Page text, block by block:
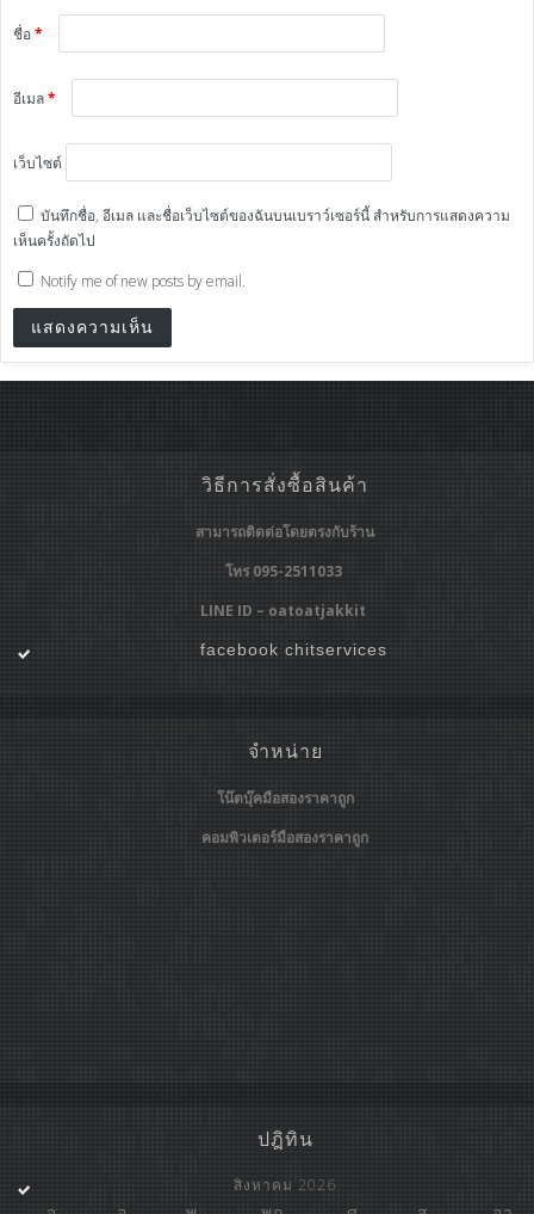
ชื่อ*
อีเมล*
เว็บไซต์
บันทึกชื่อ, อีเมล และชื่อเว็บไซต์ของฉันบนเบราว์เซอร์นี้ สำหรับการแสดงความ
เห็นครั้งถัดไป
Notify me of new posts by email.
วิธีการสั่งซื้อสินค้า
สามารถติดต่อโดยตรงกับร้าน
โทร 095-2511033
LINE ID – oatoatjakkit
facebook chitservices
จำหน่าย
โน๊ตบุ๊คมือสองราคาถูก
คอมพิวเตอร์มือสองราคาถูก
ปฎิทิน
สิงหาคม 2026